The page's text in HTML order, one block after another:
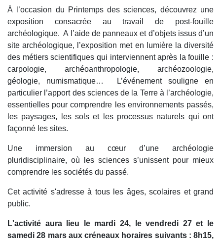
À l’occasion du Printemps des sciences, découvrez une
exposition consacrée au travail de post-fouille
archéologique. A l’aide de panneaux et d’objets issus d’un
site archéologique, l’exposition met en lumière la diversité
des métiers scientifiques qui interviennent après la fouille :
carpologie, archéoanthropologie, archéozoologie,
géologie, numismatique… L’événement souligne en
particulier l’apport des sciences de la Terre à l’archéologie,
essentielles pour comprendre les environnements passés,
les paysages, les sols et les processus naturels qui ont
façonné les sites.
Une immersion au cœur d’une archéologie
pluridisciplinaire, où les sciences s’unissent pour mieux
comprendre les sociétés du passé.
Cet activité s'adresse à tous les âges, scolaires et grand
public.
L'activité aura lieu le mardi 24, le vendredi 27 et le
samedi 28 mars aux créneaux horaires suivants : 8h15,